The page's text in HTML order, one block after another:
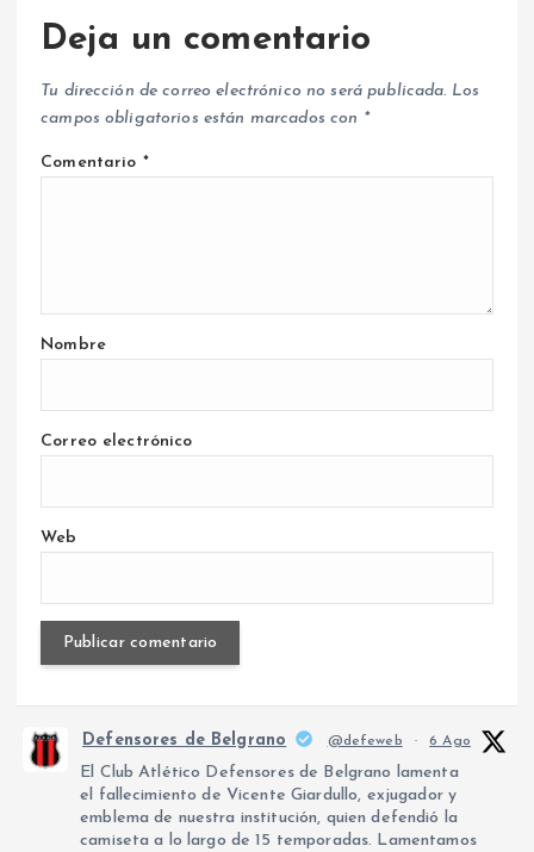
Deja un comentario
Tu dirección de correo electrónico no será publicada. Los
campos obligatorios están marcados con *
Comentario *
Nombre
Correo electrónico
Web
Defensores de Belgrano @defeweb · 6 Ago
El Club Atlético Defensores de Belgrano lamenta
el fallecimiento de Vicente Giardullo, exjugador y
emblema de nuestra institución, quien defendió la
camiseta a lo largo de 15 temporadas. Lamentamos